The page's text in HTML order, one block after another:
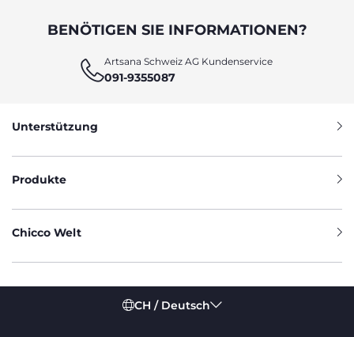
BENÖTIGEN SIE INFORMATIONEN?
Artsana Schweiz AG Kundenservice
091-9355087
Unterstützung
Produkte
Chicco Welt
CH / Deutsch